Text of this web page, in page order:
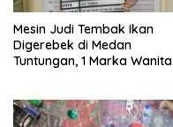
Mesin Judi Tembak Ikan
Digerebek di Medan
Tuntungan, 1 Marka Wanita